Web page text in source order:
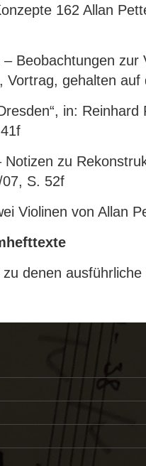
162 Allan
– Beobachtungen
Vortrag, gehalten
in:
Notizen zu
S. 52f
Violinen von Allan
denen